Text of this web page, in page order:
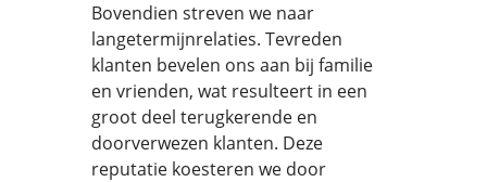
Bovendien streven we naar
langetermijnrelaties. Tevreden
klanten bevelen ons aan bij familie
en vrienden, wat resulteert in een
groot deel terugkerende en
doorverwezen klanten. Deze
reputatie koesteren we door